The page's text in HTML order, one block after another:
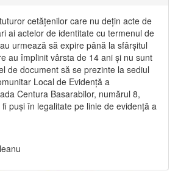
cetățenilor care nu dețin acte de
ai actelor de identitate cu termenul de
urmează să expire până la sfârșitul
au împlinit vârsta de 14 ani și nu sunt
de document să se prezinte la sediul
Local de Evidență a
Centura Basarabilor, numărul 8,
puși în legalitate pe linie de evidență a